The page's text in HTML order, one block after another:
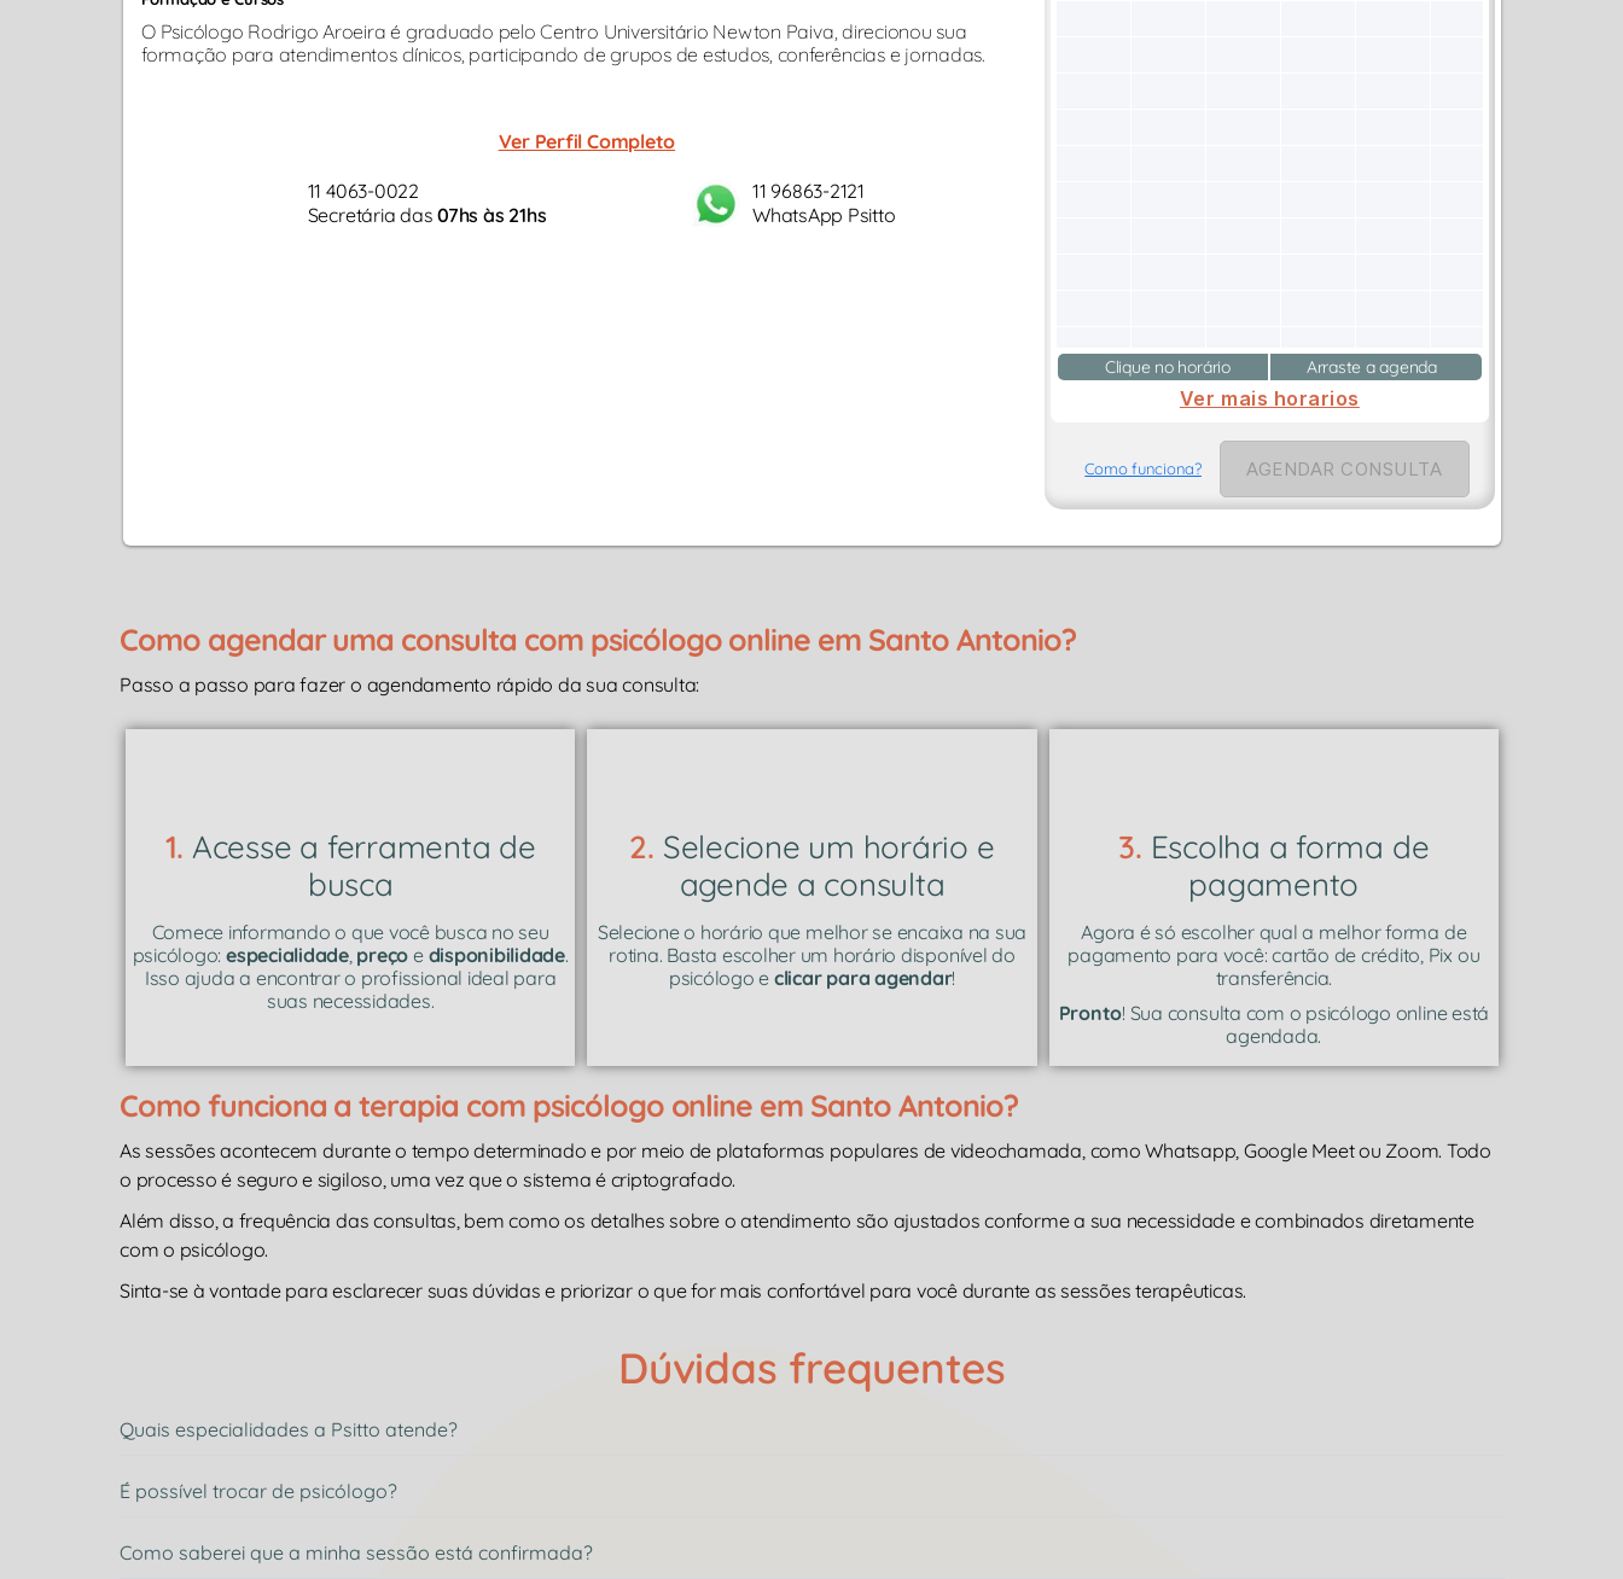
O Psicólogo Rodrigo Aroeira é graduado pelo Centro Universitário Newton Paiva, direcionou sua
formação para atendimentos clínicos, participando de grupos de estudos, conferências e jornadas.
Ver Perfil Completo
11 4063-0022
Secretária das07hs às 21hs
11 96863-2121
WhatsApp Psitto
Clique no horário Arraste a agenda
Ver mais horarios
Como funciona? AGENDAR CONSULTA
Como agendar uma consulta com psicólogo online em Santo Antonio?
Passo a passo para fazer o agendamento rápido da sua consulta:
1. Acesse a ferramenta de
busca
Comece informando o que você busca no seu
psicólogo: especialidade, preço e disponibilidade.
Isso ajuda a encontrar o profissional ideal para
suas necessidades.
2. Selecione um horário e
agende a consulta
Selecione o horário que melhor se encaixa na sua
rotina. Basta escolher um horário disponível do
psicólogo e clicar para agendar!
3. Escolha a forma de
pagamento
Agora é só escolher qual a melhor forma de
pagamento para você: cartão de crédito, Pix ou
transferência.
Pronto! Sua consulta com o psicólogo online está
agendada.
Como funciona a terapia com psicólogo online em Santo Antonio?
As sessões acontecem durante o tempo determinado e por meio de plataformas populares de videochamada, como Whatsapp, Google Meet ou Zoom. Todo
o processo é seguro e sigiloso, uma vez que o sistema é criptografado.
Além disso, a frequência das consultas, bem como os detalhes sobre o atendimento são ajustados conforme a sua necessidade e combinados diretamente
com o psicólogo.
Sinta-se à vontade para esclarecer suas dúvidas e priorizar o que for mais confortável para você durante as sessões terapêuticas.
Dúvidas frequentes
Quais especialidades a Psitto atende?
É possível trocar de psicólogo?
Como saberei que a minha sessão está confirmada?